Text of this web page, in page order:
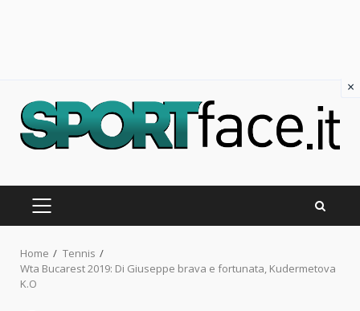
content
PRIMARY
Home
Tennis
Wta Bucarest 2019: Di Giuseppe brava e fortunata, Kudermetova
K.O
×